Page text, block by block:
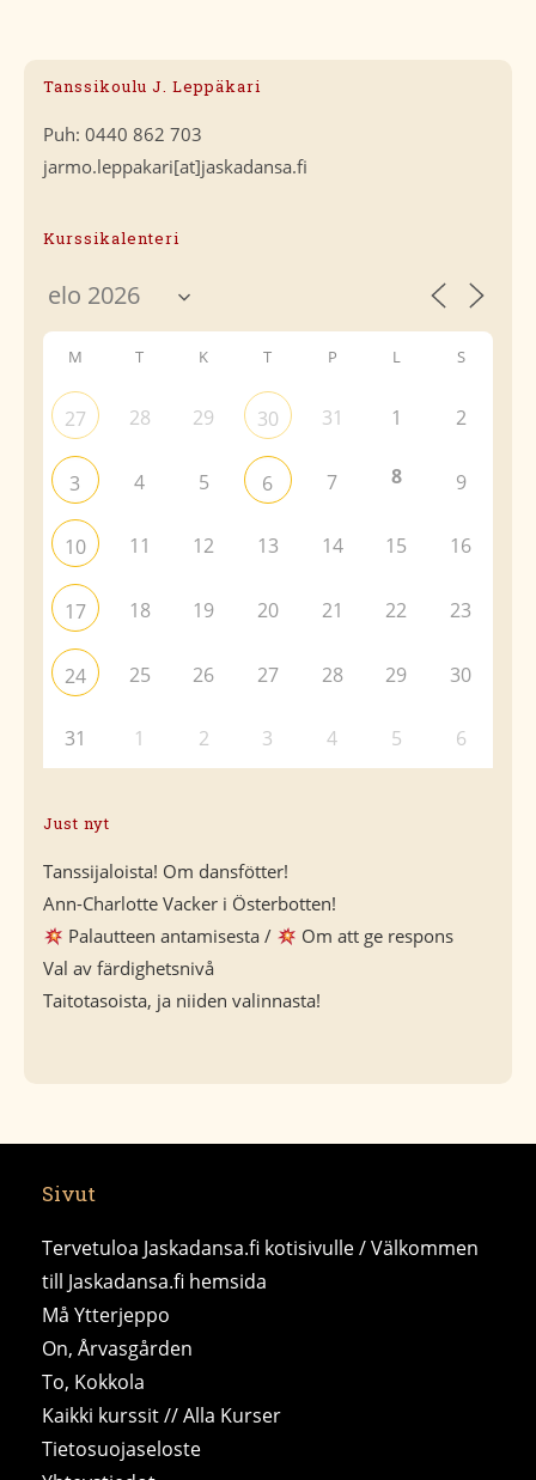
Tanssikoulu J. Leppäkari
Puh: 0440 862 703
jarmo.leppakari[at]jaskadansa.fi
Kurssikalenteri
M T K T P L S
27 28 29 30 31 1 2
3 4 5 6 7 8 9
10 11 12 13 14 15 16
17 18 19 20 21 22 23
24 25 26 27 28 29 30
31 1 2 3 4 5 6
Just nyt
Tanssijaloista! Om dansfötter!
Ann-Charlotte Vacker i Österbotten!
Palautteen antamisesta /
Om att ge respons
Val av färdighetsnivå
Taitotasoista, ja niiden valinnasta!
Sivut
Tervetuloa Jaskadansa.fi kotisivulle / Välkommen
till Jaskadansa.fi hemsida
Må Ytterjeppo
On, Årvasgården
To, Kokkola
Kaikki kurssit // Alla Kurser
Tietosuojaseloste